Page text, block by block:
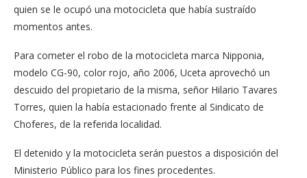
quien se le ocupó una motocicleta que había sustraído
momentos antes.
Para cometer el robo de la motocicleta marca Nipponia,
modelo CG-90, color rojo, año 2006, Uceta aprovechó un
descuido del propietario de la misma, señor Hilario Tavares
Torres, quien la había estacionado frente al Sindicato de
Choferes, de la referida localidad.
El detenido y la motocicleta serán puestos a disposición del
Ministerio Público para los fines procedentes.